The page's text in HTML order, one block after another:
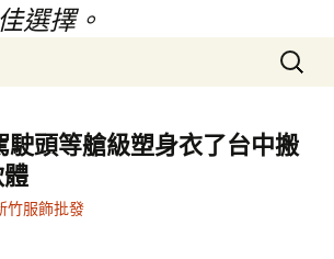
選擇。
搜
尋
鍵
字:
駛頭等艙級塑身衣了台中搬
竹服飾批發